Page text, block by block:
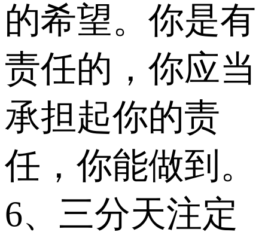
的希望。你是有
责任的，你应当
承担起你的责
任，你能做到。
6、三分天注定